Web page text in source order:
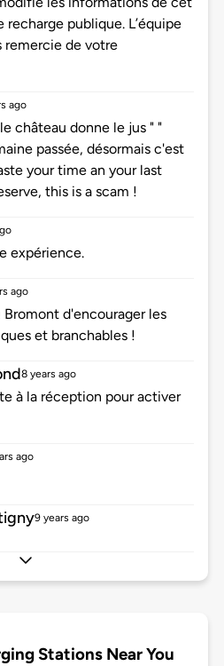
publique. L’équipe
remercie de votre
ago
château donne le jus " "
passée, désormais c'est
your time an your last
this is a scam !
expérience.
ago
d'encourager les
et branchables !
8 years ago
à la réception pour activer
ago
9 years ago
Stations Near You